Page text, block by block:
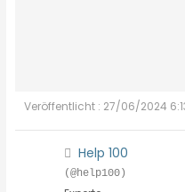
Veröffentlicht : 27/06/2024
Help 100
(@help100)